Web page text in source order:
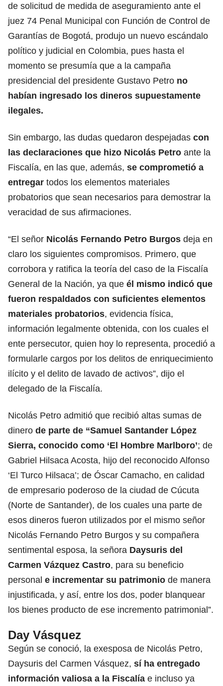
de solicitud de medida de aseguramiento ante el
juez 74 Penal Municipal con Función de Control de
Garantías de Bogotá, produjo un nuevo escándalo
político y judicial en Colombia, pues hasta el
momento se presumía que a la campaña
presidencial del presidente Gustavo Petro no
habían ingresado los dineros supuestamente
ilegales.
Sin embargo, las dudas quedaron despejadas con
las declaraciones que hizo Nicolás Petro ante la
Fiscalía, en las que, además, se comprometió a
entregar todos los elementos materiales
probatorios que sean necesarios para demostrar la
veracidad de sus afirmaciones.
“El señor Nicolás Fernando Petro Burgos deja en
claro los siguientes compromisos. Primero, que
corrobora y ratifica la teoría del caso de la Fiscalía
General de la Nación, ya que él mismo indicó que
fueron respaldados con suficientes elementos
materiales probatorios, evidencia física,
información legalmente obtenida, con los cuales el
ente persecutor, quien hoy lo representa, procedió a
formularle cargos por los delitos de enriquecimiento
ilícito y el delito de lavado de activos”, dijo el
delegado de la Fiscalía.
Nicolás Petro admitió que recibió altas sumas de
dinero de parte de “Samuel Santander López
Sierra, conocido como ‘El Hombre Marlboro’; de
Gabriel Hilsaca Acosta, hijo del reconocido Alfonso
‘El Turco Hilsaca’; de Óscar Camacho, en calidad
de empresario poderoso de la ciudad de Cúcuta
(Norte de Santander), de los cuales una parte de
esos dineros fueron utilizados por el mismo señor
Nicolás Fernando Petro Burgos y su compañera
sentimental esposa, la señora Daysuris del
Carmen Vázquez Castro, para su beneficio
personal e incrementar su patrimonio de manera
injustificada, y así, entre los dos, poder blanquear
los bienes producto de ese incremento patrimonial”.
Day Vásquez
Según se conoció, la exesposa de Nicolás Petro,
Daysuris del Carmen Vásquez, sí ha entregado
información valiosa a la Fiscalía e incluso ya